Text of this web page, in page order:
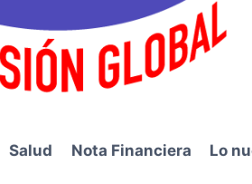
Salud Nota Financiera Lo